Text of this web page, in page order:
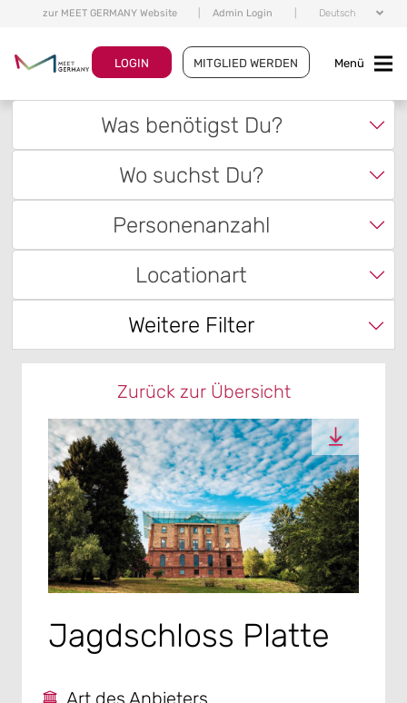
zur MEET GERMANY Website Admin Login Deutsch
LOGIN MITGLIED WERDEN Menü
Was benötigst Du?
Wo suchst Du?
Personenanzahl
Locationart
Weitere Filter
Zurück zur Übersicht
Jagdschloss Platte
Art des Anbieters